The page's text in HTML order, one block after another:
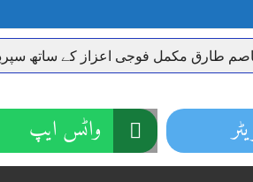
مکمل فوجی اعزاز کے ساتھ سپردِ خاک
واٹس ایپ